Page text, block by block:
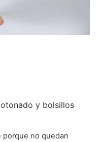
y bolsillos
porque no quedan